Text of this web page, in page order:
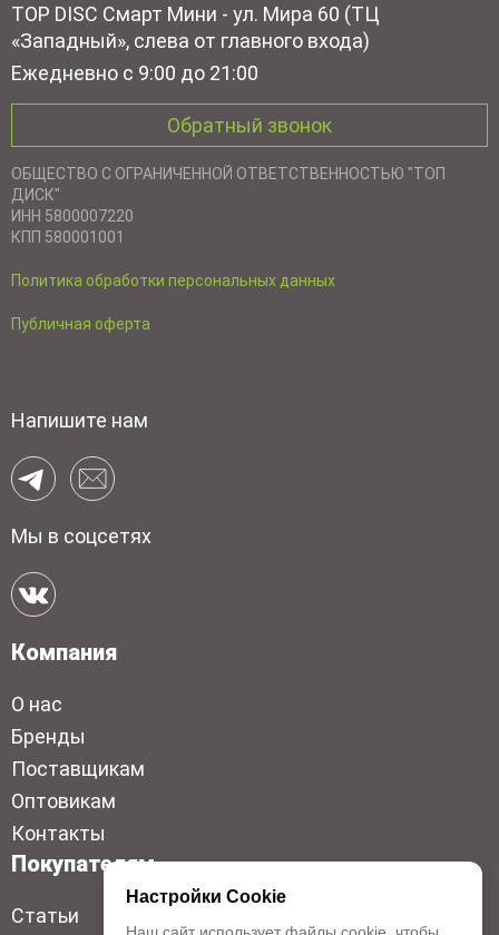
TOP DISC Смарт Мини - ул. Мира 60 (ТЦ
«Западный», слева от главного входа)
Ежедневно с 9:00 до 21:00
Обратный звонок
ОБЩЕСТВО С ОГРАНИЧЕННОЙ ОТВЕТСТВЕННОСТЬЮ "ТОП
ДИСК"
ИНН 5800007220
КПП 580001001
Политика обработки персональных данных
Публичная оферта
Напишите нам
Мы в соцсетях
Компания
О нас
Бренды
Поставщикам
Оптовикам
Контакты
Покупателям
Статьи
Настройки Cookie